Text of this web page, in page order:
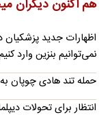
هم اکنون دیگران
اظهارات جدید
نمی‌توانیم بنزین وارد
حمله تند هادی چوپان
انتظار برای تحولات